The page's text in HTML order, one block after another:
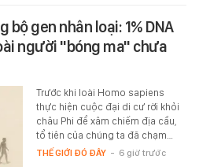
gen nhân loại: 1% DNA
người "bóng ma" chưa
Trước khi loài Homo sapiens
thực hiện cuộc đại di cư rời khỏi
châu Phi để xâm chiếm địa cầu,
tổ tiên của chúng ta đã chạm…
THẾ GIỚI ĐÓ ĐÂY - 6 giờ trước